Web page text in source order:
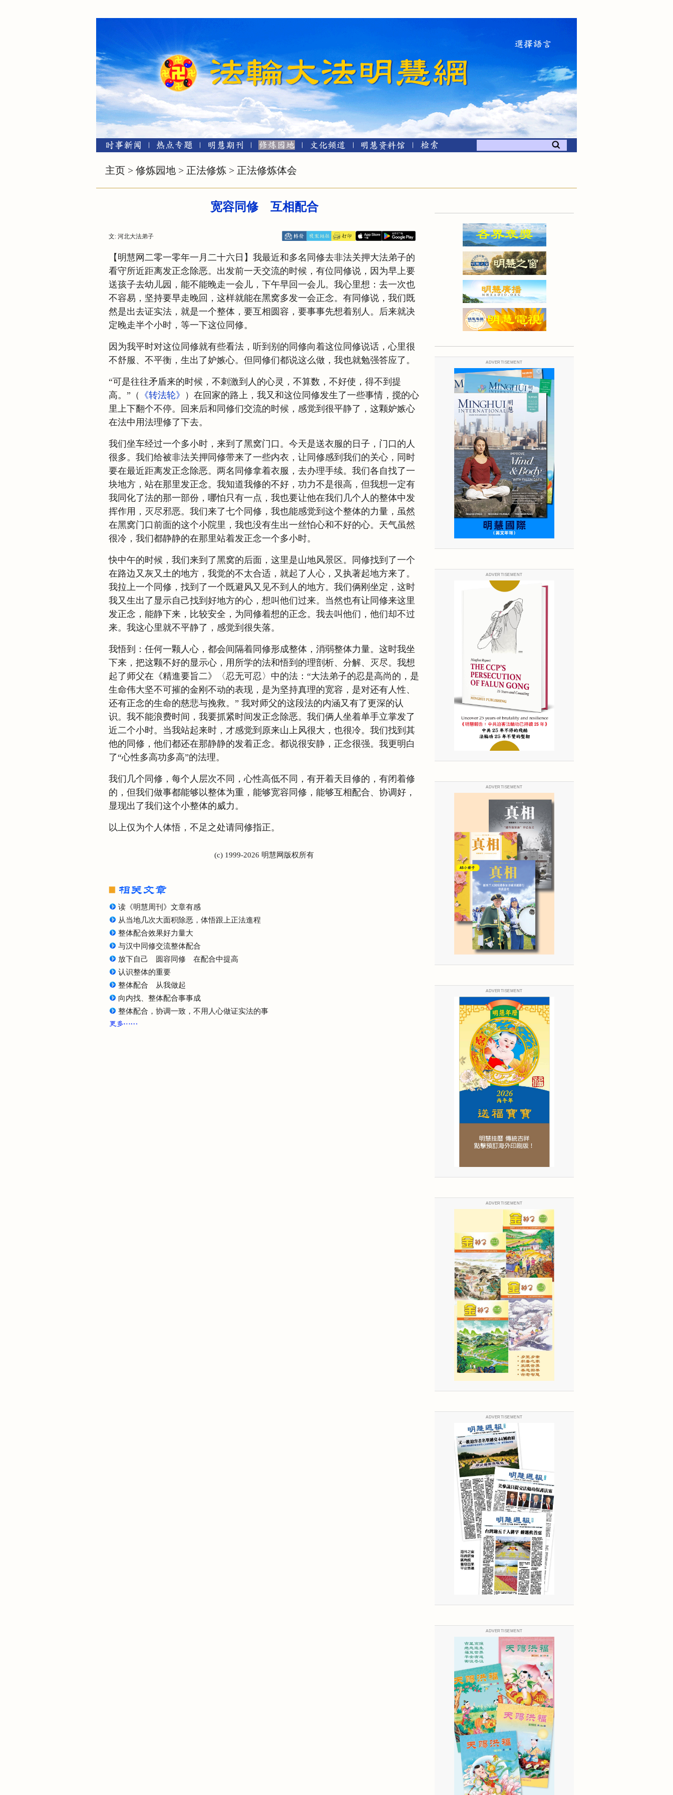
主页 > 修炼园地 > 正法修炼 > 正法修炼体会
宽容同修 互相配合
文: 河北大法弟子
【明慧网二零一零年一月二十六日】我最近和多名同修去非法关押大法弟子的
看守所近距离发正念除恶。出发前一天交流的时候，有位同修说，因为早上要
送孩子去幼儿园，能不能晚走一会儿，下午早回一会儿。我心里想：去一次也
不容易，坚持要早走晚回，这样就能在黑窝多发一会正念。有同修说，我们既
然是出去证实法，就是一个整体，要互相圆容，要事事先想着别人。后来就决
定晚走半个小时，等一下这位同修。
因为我平时对这位同修就有些看法，听到别的同修向着这位同修说话，心里很
不舒服、不平衡，生出了妒嫉心。但同修们都说这么做，我也就勉强答应了。
“可是往往矛盾来的时候，不刺激到人的心灵，不算数，不好使，得不到提
高。”（
《转法轮》
）在回家的路上，我又和这位同修发生了一些事情，搅的心
里上下翻个不停。回来后和同修们交流的时候，感觉到很平静了，这颗妒嫉心
在法中用法理修了下去。
我们坐车经过一个多小时，来到了黑窝门口。今天是送衣服的日子，门口的人
很多。我们给被非法关押同修带来了一些内衣，让同修感到我们的关心，同时
要在最近距离发正念除恶。两名同修拿着衣服，去办理手续。我们各自找了一
块地方，站在那里发正念。我知道我修的不好，功力不是很高，但我想一定有
我同化了法的那一部份，哪怕只有一点，我也要让他在我们几个人的整体中发
挥作用，灭尽邪恶。我们来了七个同修，我也能感觉到这个整体的力量，虽然
在黑窝门口前面的这个小院里，我也没有生出一丝怕心和不好的心。天气虽然
很冷，我们都静静的在那里站着发正念一个多小时。
快中午的时候，我们来到了黑窝的后面，这里是山地风景区。同修找到了一个
在路边又灰又土的地方，我觉的不太合适，就起了人心，又执著起地方来了。
我拉上一个同修，找到了一个既避风又见不到人的地方。我们俩刚坐定，这时
我又生出了显示自己找到好地方的心，想叫他们过来。当然也有让同修来这里
发正念，能静下来，比较安全，为同修着想的正念。我去叫他们，他们却不过
来。我这心里就不平静了，感觉到很失落。
我悟到：任何一颗人心，都会间隔着同修形成整体，消弱整体力量。这时我坐
下来，把这颗不好的显示心，用所学的法和悟到的理剖析、分解、灭尽。我想
起了师父在《精進要旨二》〈忍无可忍〉中的法：“大法弟子的忍是高尚的，是
生命伟大坚不可摧的金刚不动的表现，是为坚持真理的宽容，是对还有人性、
还有正念的生命的慈悲与挽救。” 我对师父的这段法的内涵又有了更深的认
识。我不能浪费时间，我要抓紧时间发正念除恶。我们俩人坐着单手立掌发了
近二个小时。当我站起来时，才感觉到原来山上风很大，也很冷。我们找到其
他的同修，他们都还在那静静的发着正念。都说很安静，正念很强。我更明白
了“心性多高功多高”的法理。
我们几个同修，每个人层次不同，心性高低不同，有开着天目修的，有闭着修
的，但我们做事都能够以整体为重，能够宽容同修，能够互相配合、协调好，
显现出了我们这个小整体的威力。
以上仅为个人体悟，不足之处请同修指正。
(c) 1999-2026 明慧网版权所有
读《明慧周刊》文章有感
从当地几次大面积除恶，体悟跟上正法進程
整体配合效果好力量大
与汉中同修交流整体配合
放下自己 圆容同修 在配合中提高
认识整体的重要
整体配合 从我做起
向内找、整体配合事事成
整体配合，协调一致，不用人心做证实法的事
ADVERTISEMENT
ADVERTISEMENT
ADVERTISEMENT
ADVERTISEMENT
ADVERTISEMENT
ADVERTISEMENT
ADVERTISEMENT